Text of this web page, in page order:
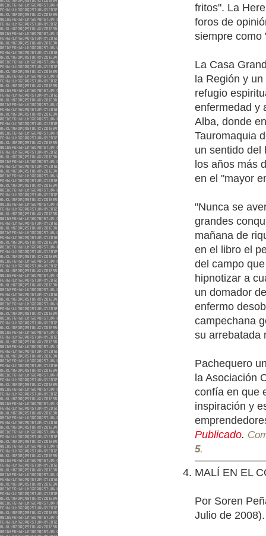
fritos". La
foros de
siempre como
La Casa
la Región y
refugio
enfermedad y
Alba, donde
Tauromaquia
un sentido del
los años más
en el "mayor
"Nunca se
grandes
mañana de
en el libro el
del campo
hipnotizar a
un domador
enfermo
campechana
su arrebatada
Pachequero
la Asociación
confía en que
inspiración y
Publicado.
5.
MALÍ EN EL
Por Soren
Julio de 2008).